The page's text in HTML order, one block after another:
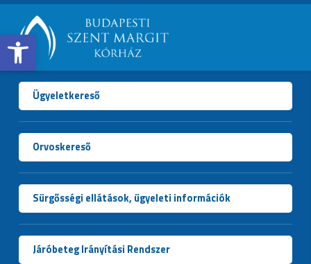
Open toolbar
BUDAPESTI
SZENT
MARGIT
KÓRHÁZ
Ügyeletkereső
Orvoskereső
Sürgősségi ellátások, ügyeleti információk
Járóbeteg Irányítási Rendszer